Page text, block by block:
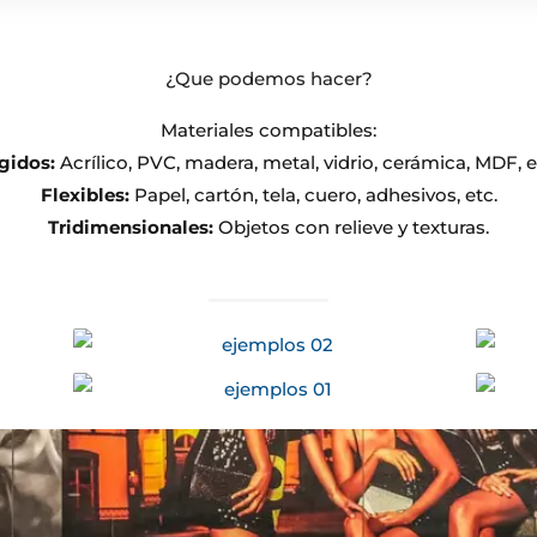
¿Que podemos hacer?
Materiales compatibles:
Acrílico, PVC, madera, metal, vidrio, cerámica, MDF,
Flexibles:Papel, cartón, tela, cuero, adhesivos, etc.
Tridimensionales: Objetos con relieve y texturas.